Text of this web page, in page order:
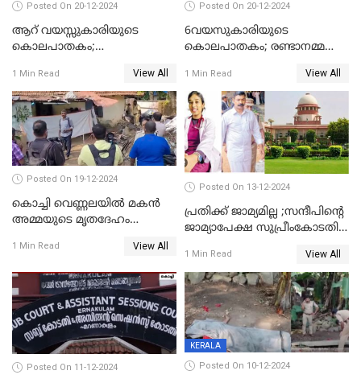
Posted On 20-12-2024
ആറ് വയസ്സുകാരിയുടെ
കൊലപാതകം;
ബന്ധമില്ലെന്ന് സ്ഥിരീകരണം
1 Min Read View All
Posted On 20-12-2024
6വയസുകാരിയുടെ
കൊലപാതകം; രണ്ടാനമ്മയെ
1 Min Read View All
Posted On 19-12-2024
കൊച്ചി വെണ്ണലയില്‍ മകന്‍
അമ്മയുടെ മൃതദേഹം
1 Min Read View All
Posted On 13-12-2024
പ്രതിക്ക് ജാമ്യമില്ല ;സന്ദീപിന്റെ
ജാമ്യാപേക്ഷ സുപ്രീംകോടതി
1 Min Read View All
Posted On 11-12-2024
KERALA
Posted On 10-12-2024